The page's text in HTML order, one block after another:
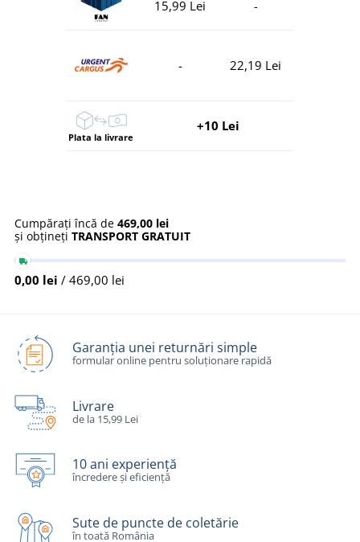
15,99 Lei -
- 22,19 Lei
Plata la livrare
+10 Lei
Cumpărați încă de 469,00 lei
și obțineți TRANSPORT GRATUIT
0,00 lei / 469,00 lei
Garanția unei returnări simple
formular online pentru soluționare rapidă
Livrare
de la 15,99 Lei
10 ani experiență
încredere și eficiență
Sute de puncte de coletărie
în toată România